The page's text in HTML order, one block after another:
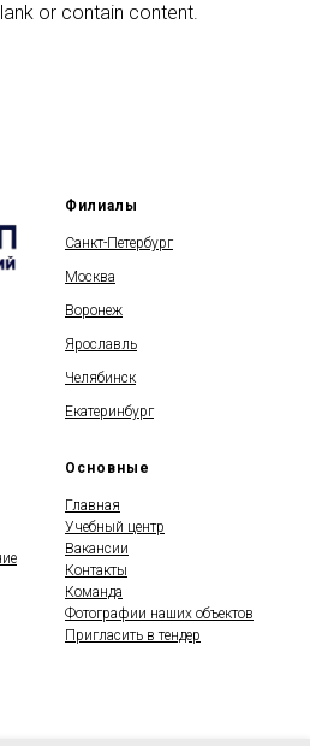
or contain content.
Филиалы
Санкт-Петербург
Москва
Воронеж
Ярославль
Челябинск
Екатеринбург
Основные
Главная
Учебный центр
Вакансии
Контакты
Команда
Фотографии наших объектов
Пригласить в тендер